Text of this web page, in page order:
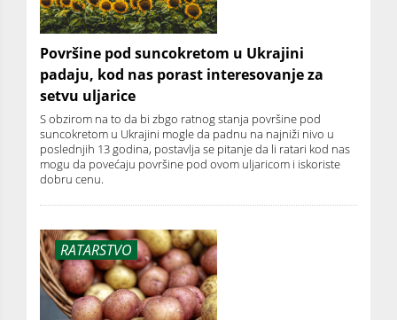
Površine pod suncokretom u Ukrajini
padaju, kod nas porast interesovanje za
setvu uljarice
S obzirom na to da bi zbgo ratnog stanja površine pod
suncokretom u Ukrajini mogle da padnu na najniži nivo u
poslednjih 13 godina, postavlja se pitanje da li ratari kod nas
mogu da povećaju površine pod ovom uljaricom i iskoriste
dobru cenu.
RATARSTVO